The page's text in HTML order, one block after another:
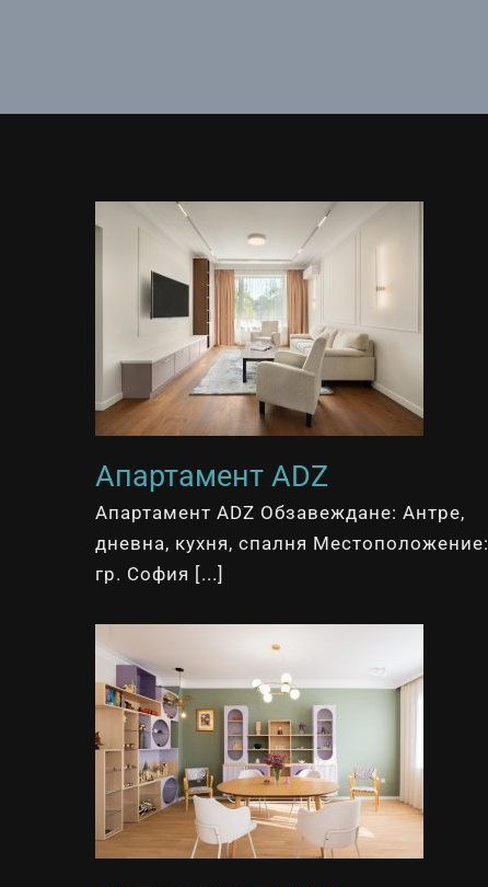
Апартамент ADZ
Апартамент ADZ Обзавеждане: Антре,
дневна, кухня, спалня Местоположение:
гр. София [...]